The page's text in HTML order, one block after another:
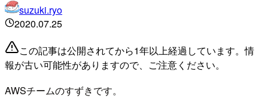
suzuki.ryo
2020.07.25
この記事は公開されてから1年以上経過しています。情
報が古い可能性がありますので、ご注意ください。
AWSチームのすずきです。